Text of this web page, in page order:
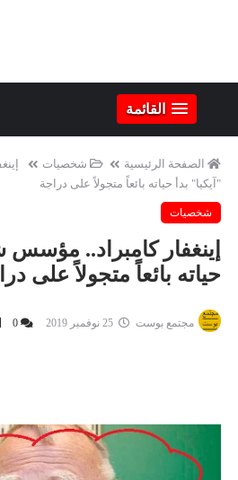
القائمة
الصفحة الرئيسية شخصيات
"آيكيا" بدأ حياته بائعاً متجولاً على دراجة
شخصيات
إينغفار كامبراد.. مؤسس
حياته بائعاً متجولاً على
مجتمع بوست 0